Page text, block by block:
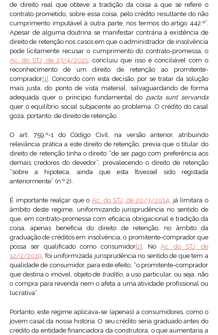
de direito real que obteve a tradição da coisa a que se refere o
contrato prometido, sobre essa coisa, pelo crédito resultante do não
cumprimento imputável à outra parte, nos termos do artigo 442.º”.
Apesar de alguma doutrina se manifestar contrária à existência de
direito de retenção nos casos em que o administrador de insolvência
pode licitamente recusar o cumprimento do contrato-promessa, o
Ac. do STJ, de 27/4/2021, concluiu que isso é conciliável com o
reconhecimento de um direito de retenção ao promitente-
comprador[1] . Concordo com esta decisão, por se tratar da solução
mais justa, do ponto de vista material, salvaguardando de forma
adequada quer o princípio fundamental do pacta sunt servanda
quer o equilíbrio social subjacente ao problema. O crédito do casal
goza, portanto, de direito de retenção.
O art. 759.º-1 do Código Civil, na versão anterior, atribuindo
relevância prática a este direito de retenção, previa que o titular do
direito de retenção tinha o direito “de ser pago com preferência aos
demais credores do devedor”, prevalecendo o direito de retenção
“sobre a hipoteca, ainda que esta [tivesse] sido registada
anteriormente” (n.º 2).
É importante realçar que o Ac. do STJ, de 20/3/2014, já limitara o
âmbito deste regime, uniformizando jurisprudência no sentido de
que, em contrato-promessa com eficácia obrigacional e tradição da
coisa, apenas beneficia do direito de retenção, no âmbito da
graduação de créditos em insolvência, o promitente-comprador que
possa ser qualificado como consumidor[2] . No Ac. do STJ, de
12/2/2019, foi uniformizada jurisprudência no sentido de que tem a
qualidade de consumidor, para este efeito, “o promitente-comprador
que destina o imóvel, objeto de traditio, a uso particular, ou seja, não
o compra para revenda nem o afeta a uma atividade profissional ou
lucrativa”.
Portanto, este regime aplicava-se (apenas) a consumidores, como o
jovem casal da nossa história. O seu crédito seria graduado antes do
crédito da entidade financiadora da construtora, o que aumentaria a